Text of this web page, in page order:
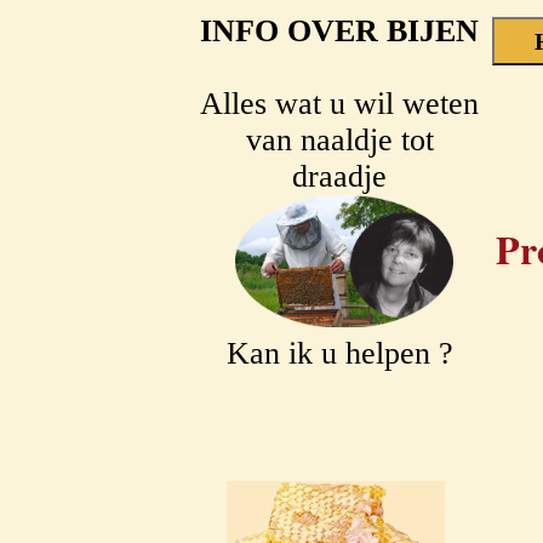
INFO OVER BIJEN
Alles wat u wil weten
van naaldje tot
draadje
Kan ik u helpen ?